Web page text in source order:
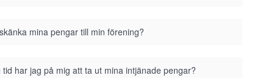
mina pengar till min förening?
tid har jag på mig att ta ut mina intjänade pengar?